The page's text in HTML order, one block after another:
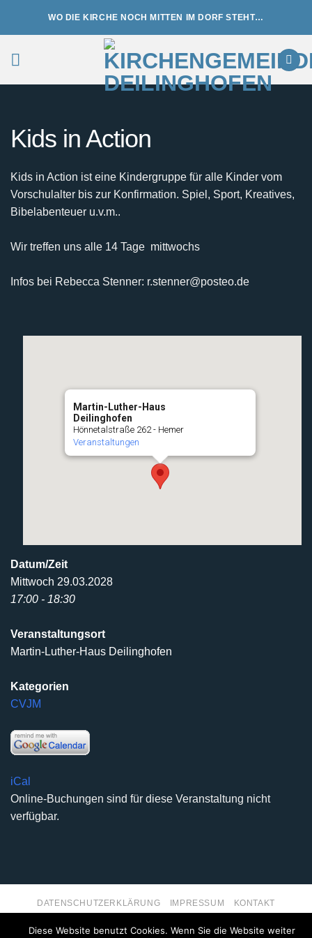
WO DIE KIRCHE NOCH MITTEN IM DORF STEHT…
Kids in Action
Kids in Action ist eine Kindergruppe für alle Kinder vom
Vorschulalter bis zur Konfirmation. Spiel, Sport, Kreatives,
Bibelabenteuer u.v.m..
Wir treffen uns alle 14 Tage mittwochs
Infos bei Rebecca Stenner: r.stenner@posteo.de
Martin-Luther-Haus
Deilinghofen
Hönnetalstraße 262 - Hemer
Veranstaltungen
Datum/Zeit
Mittwoch 29.03.2028
17:00 - 18:30
Veranstaltungsort
Martin-Luther-Haus Deilinghofen
Kategorien
CVJM
iCal
Online-Buchungen sind für diese Veranstaltung nicht
verfügbar.
DATENSCHUTZERKLÄRUNG IMPRESSUM KONTAKT
Diese Website benutzt Cookies. Wenn Sie die Website weiter